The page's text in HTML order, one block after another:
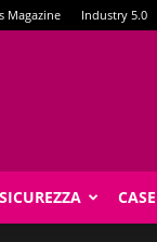
Magazine Industry 5.0
SICUREZZA